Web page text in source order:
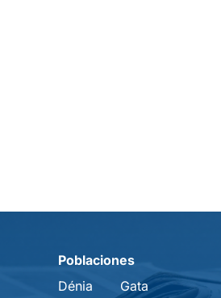
Poblaciones
Dénia
Gata